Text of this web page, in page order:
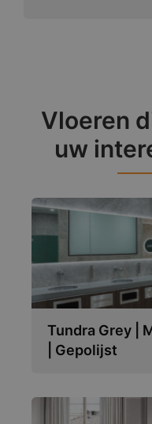
Vloeren
uw
Tundra Grey |
| Gepolijst